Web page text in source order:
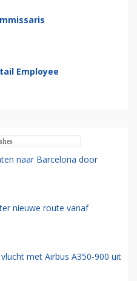
Employee
naar Barcelona door
nieuwe route vanaf
met Airbus A350-900 uit